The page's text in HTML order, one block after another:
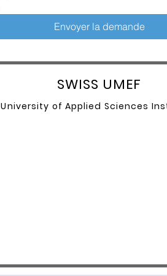
Envoyer la demande
SWISS UMEF
University of Applied Sciences